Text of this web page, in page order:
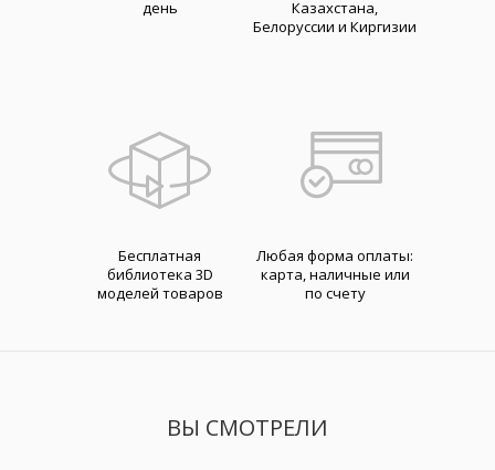
день
Казахстана,
Белоруссии и Киргизии
Бесплатная
библиотека 3D
моделей товаров
Любая форма оплаты:
карта, наличные или
по счету
ВЫ СМОТРЕЛИ